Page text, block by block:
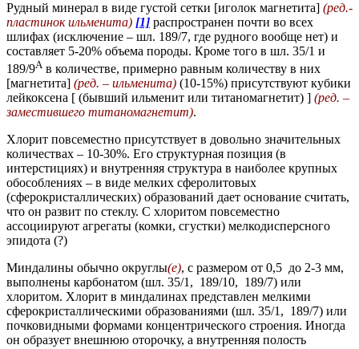
Рудный минерал в виде густой сетки [иголок магнетита] (ред.-
пластинок ильменита) [1] распространен почти во всех
шлифах (исключение – шл. 189/7, где рудного вообще нет) и
составляет 5-20% объема породы. Кроме того в шл. 35/1 и
189/9Ав количестве, примерно равным количеству в них
[магнетита] (ред. – ильменита) (10-15%) присутствуют кубики
лейкоксена [ (бывший ильменит или титаномагнетит) ] (ред. –
заместившего титаномагнетит).
Хлорит повсеместно присутствует в довольно значительных
количествах – 10-30%. Его структурная позиция (в
интерстициях) и внутренняя структура в наиболее крупных
обособлениях – в виде мелких сферолитовых
(сферокристаллических) образований дает основание считать,
что он развит по стеклу. С хлоритом повсеместно
ассоциируют агрегаты (комки, сгустки) мелкодисперсного
эпидота (?)
Миндалины обычно округлы(е), с размером от 0,5 до 2-3 мм,
выполнены карбонатом (шл. 35/1, 189/10, 189/7) или
хлоритом. Хлорит в миндалинах представлен мелкими
сферокристаллическими образованиями (шл. 35/1, 189/7) или
почковидными формами концентрического строения. Иногда
он образует внешнюю оторочку, а внутренняя полость